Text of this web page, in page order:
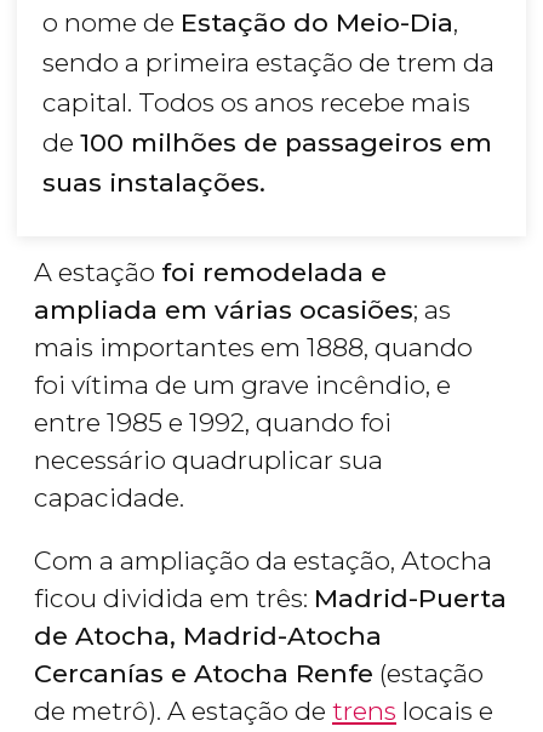
o nome de Estação do Meio-Dia,
sendo a primeira estação de trem da
capital. Todos os anos recebe mais
de 100 milhões de passageiros em
suas instalações.
A estação foi remodelada e
ampliada em várias ocasiões; as
mais importantes em 1888, quando
foi vítima de um grave incêndio, e
entre 1985 e 1992, quando foi
necessário quadruplicar sua
capacidade.
Com a ampliação da estação, Atocha
ficou dividida em três: Madrid-Puerta
de Atocha, Madrid-Atocha
Cercanías e Atocha Renfe (estação
de metrô). A estação de trens locais e